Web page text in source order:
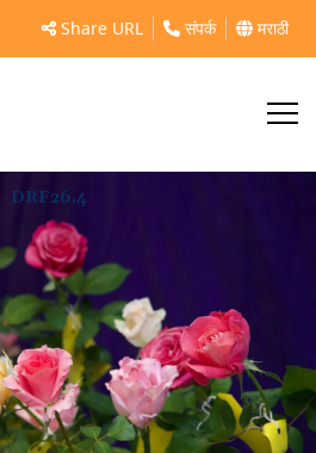
Share URL संपर्क मराठी
DRF26.4